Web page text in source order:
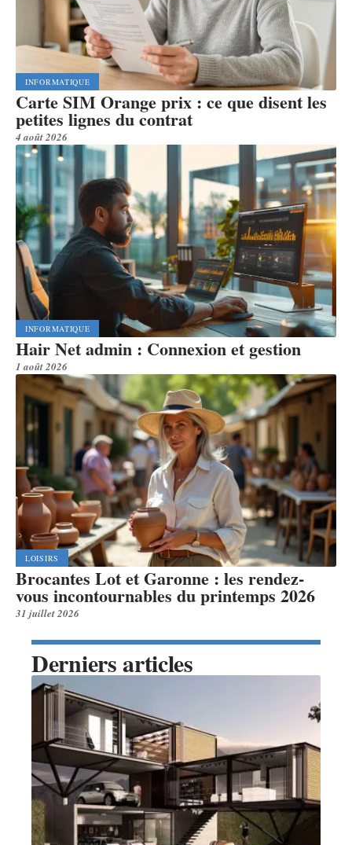
INFORMATIQUE
Carte SIM Orange prix : ce que disent les
petites lignes du contrat
4 août 2026
INFORMATIQUE
Hair Net admin : Connexion et gestion
1 août 2026
LOISIRS
Brocantes Lot et Garonne : les rendez-
vous incontournables du printemps 2026
31 juillet 2026
Derniers articles